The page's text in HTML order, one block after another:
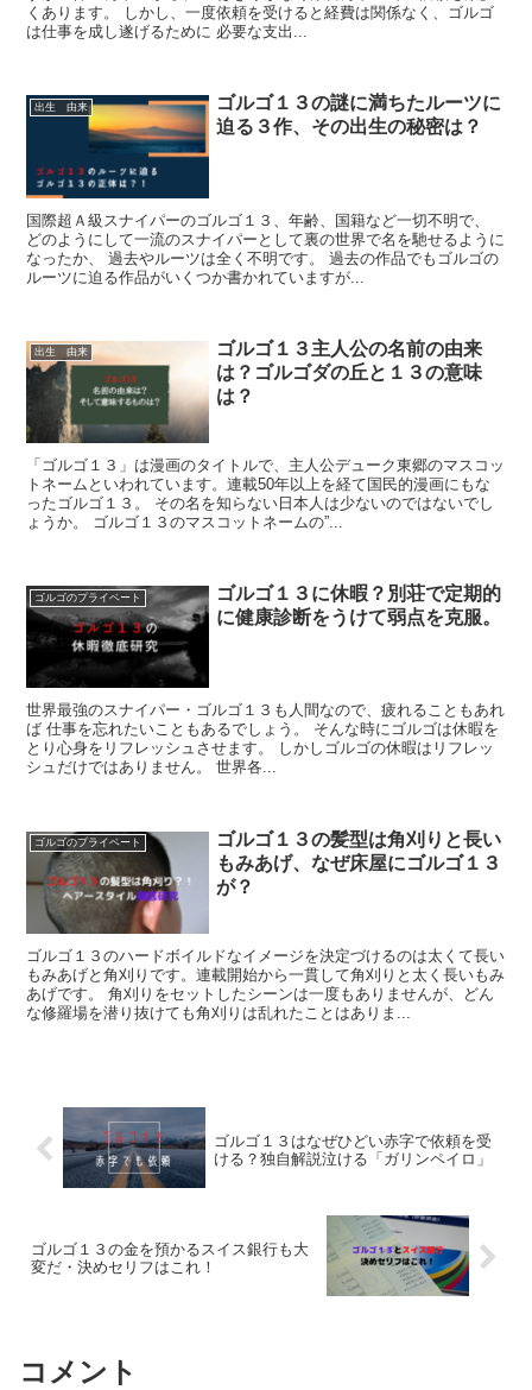
くあります。 しかし、一度依頼を受けると経費は関係なく、ゴルゴ
は仕事を成し遂げるために 必要な支出...
出生 由来
ゴルゴ１３の謎に満ちたルーツに
迫る３作、その出生の秘密は？
国際超Ａ級スナイパーのゴルゴ１３、年齢、国籍など一切不明で、
どのようにして一流のスナイパーとして裏の世界で名を馳せるように
なったか、 過去やルーツは全く不明です。 過去の作品でもゴルゴの
ルーツに迫る作品がいくつか書かれていますが...
出生 由来
ゴルゴ１３主人公の名前の由来
は？ゴルゴダの丘と１３の意味
は？
「ゴルゴ１３」は漫画のタイトルで、主人公デューク東郷のマスコッ
トネームといわれています。連載50年以上を経て国民的漫画にもな
ったゴルゴ１３。 その名を知らない日本人は少ないのではないでし
ょうか。 ゴルゴ１３のマスコットネームの”...
ゴルゴのプライベート
ゴルゴ１３に休暇？別荘で定期的
に健康診断をうけて弱点を克服。
世界最強のスナイパー・ゴルゴ１３も人間なので、疲れることもあれ
ば 仕事を忘れたいこともあるでしょう。 そんな時にゴルゴは休暇を
とり心身をリフレッシュさせます。 しかしゴルゴの休暇はリフレッ
シュだけではありません。 世界各...
ゴルゴのプライベート
ゴルゴ１３の髪型は角刈りと長い
もみあげ、なぜ床屋にゴルゴ１３
が？
ゴルゴ１３のハードボイルドなイメージを決定づけるのは太くて長い
もみあげと角刈りです。連載開始から一貫して角刈りと太く長いもみ
あげです。 角刈りをセットしたシーンは一度もありませんが、どん
な修羅場を潜り抜けても角刈りは乱れたことはありま...
ゴルゴ１３はなぜひどい赤字で依頼を受
ける？独自解説泣ける「ガリンペイロ」
ゴルゴ１３の金を預かるスイス銀行も大
変だ・決めセリフはこれ！
コメント